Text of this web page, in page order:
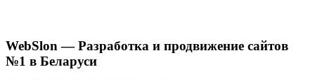
WebSlon — Разработка и продвижение сайтов
№1 в Беларуси